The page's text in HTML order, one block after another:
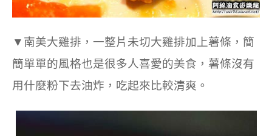
▼ 南美大雞排，一整片未切大雞排加上薯條，簡
簡單單的風格也是很多人喜愛的美食，薯條沒有
用什麼粉下去油炸，吃起來比較清爽。